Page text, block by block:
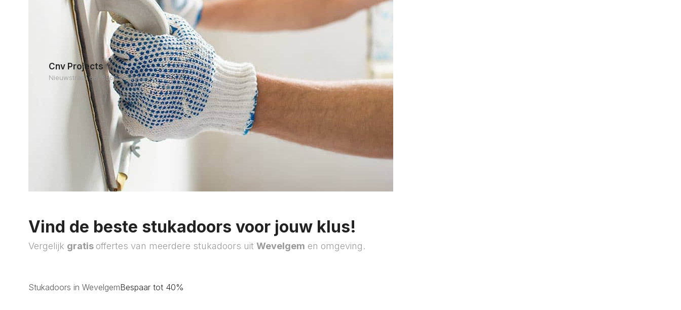
Cnv Projects
Nieuwstraat 66, 8560 Wevelgem
Vind de beste stukadoors voor jouw klus!
Vergelijk gratis offertes van meerdere stukadoors uit Wevelgem en omgeving.
Stukadoors in WevelgemBespaar tot 40%